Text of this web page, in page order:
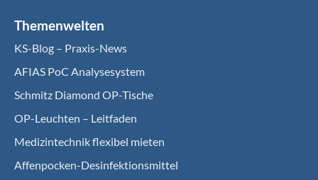
Themenwelten
KS-Blog – Praxis-News
AFIAS PoC Analysesystem
Schmitz Diamond OP-Tische
OP-Leuchten – Leitfaden
Medizintechnik flexibel mieten
Affenpocken-Desinfektionsmittel